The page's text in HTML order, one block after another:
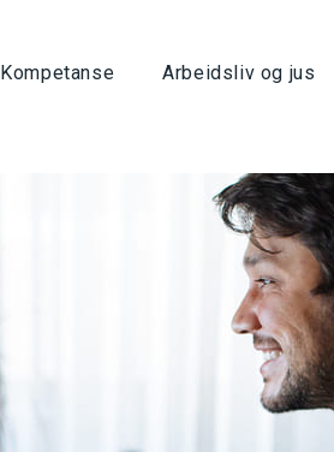
Kompetanse Arbeidsliv og jus